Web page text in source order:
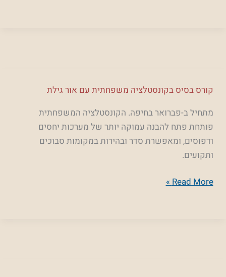
קורס בסיס בקונסטלציה משפחתית עם אור גילת
מתחיל ב-פברואר בחיפה. הקונסטלציה המשפחתית
פותחת פתח להבנה עמוקה יותר של מערכות יחסים
ודפוסים, ומאפשרת סדר ובהירות במקומות סבוכים
ותקועים.
קורס
בקונסטלציה
משפחתית
עם
אור
Read More »